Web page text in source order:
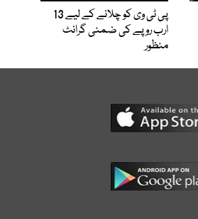
پی ٹی وی کو چلانے کے لیے 13
ارب روپے کی ضمنی گرانٹ
منظور